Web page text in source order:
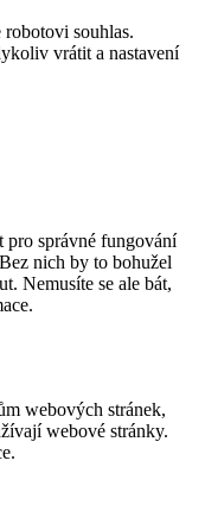
robotovi souhlas.
vrátit a nastavení
pro správné fungování
nich by to bohužel
Nemusíte se ale bát,
webových stránek,
webové stránky.